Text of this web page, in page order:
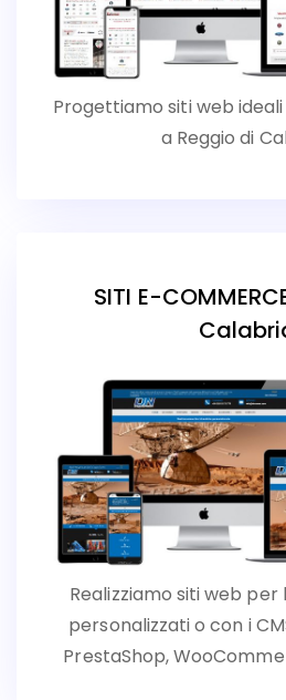
Progettiamo siti web
a Reggio di
SITI E-
Realizziamo siti web
personalizzati o con i
PrestaShop,